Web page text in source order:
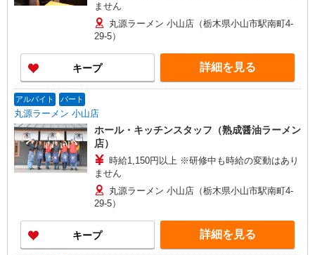
ません
丸源ラーメン 小山店（栃木県小山市駅南町4-
29-5）
キープ 詳細を見る
アルバイト パート
丸源ラーメン 小山店
ホール・キッチンスタッフ（熟成醤油ラーメン
店）
時給1,150円以上 ※研修中も時給の変動はあり
ません
丸源ラーメン 小山店（栃木県小山市駅南町4-
29-5）
キープ 詳細を見る